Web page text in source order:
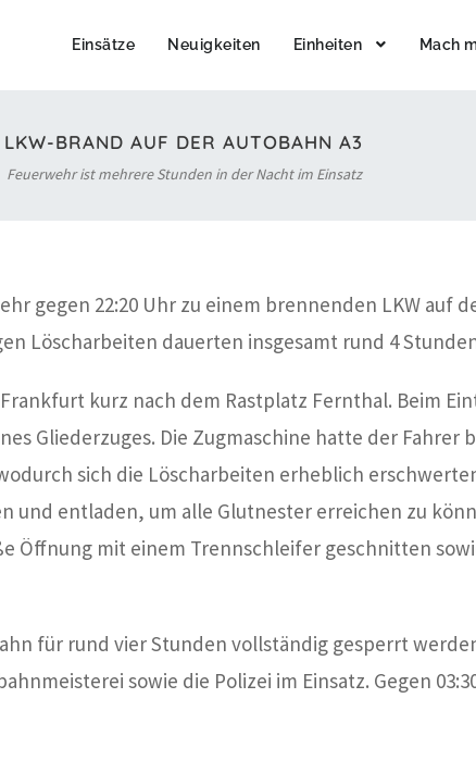
Einsätze Neuigkeiten Einheiten Mach
LKW-BRAND AUF DER AUTOBAHN A3
Feuerwehr ist mehrere Stunden in der Nacht im Einsatz
gegen 22:20 Uhr zu einem brennenden LKW auf
Löscharbeiten dauerten insgesamt rund 4
kurz nach dem Rastplatz Fernthal. Beim
Gliederzuges. Die Zugmaschine hatte der Fahrer
sich die Löscharbeiten erheblich
und entladen, um alle Glutnester erreichen zu
Öffnung mit einem Trennschleifer geschnitten
für rund vier Stunden vollständig gesperrt
sowie die Polizei im Einsatz. Gegen